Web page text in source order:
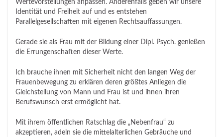
Wertevorstellungen anpassen. Anderenfalls geben wir unsere
Identität und Freiheit auf und es entstehen
Parallelgesellschaften mit eigenen Rechtsauffassungen.
Gerade sie als Frau mit der Bildung einer Dipl. Psych. genießen
die Errungenschaften dieser Werte.
Ich brauche ihnen mit Sicherheit nicht den langen Weg der
Frauenbewegung zu erklären deren größtes Anliegen die
Gleichstellung von Mann und Frau ist und ihnen ihren
Berufswunsch erst ermöglicht hat.
Mit ihrem öffentlichen Ratschlag die „Nebenfrau“ zu
akzeptieren, adeln sie die mittelalterlichen Gebräuche und